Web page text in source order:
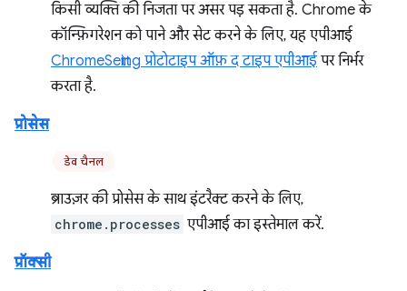
किसी व्यक्ति की निजता पर असर पड़ सकता है. Chrome के
कॉन्फ़िगरेशन को पाने और सेट करने के लिए, यह एपीआई
ChromeSetting प्रोटोटाइप ऑफ़ द टाइप एपीआई पर निर्भर
करता है.
प्रोसेस
डेव चैनल
ब्राउज़र की प्रोसेस के साथ इंटरैक्ट करने के लिए,
chrome.processes एपीआई का इस्तेमाल करें.
प्रॉक्सी